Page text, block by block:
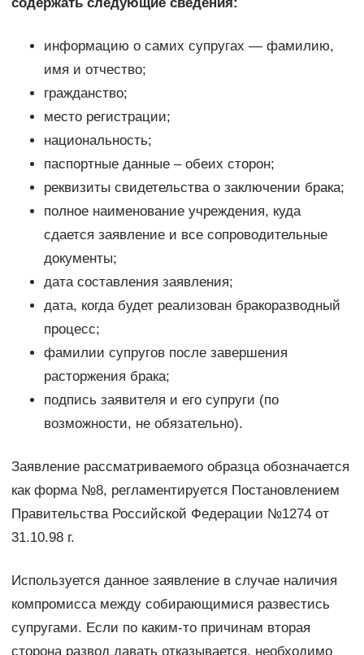
содержать следующие сведения:
информацию о самих супругах — фамилию,
имя и отчество;
гражданство;
место регистрации;
национальность;
паспортные данные – обеих сторон;
реквизиты свидетельства о заключении брака;
полное наименование учреждения, куда
сдается заявление и все сопроводительные
документы;
дата составления заявления;
дата, когда будет реализован бракоразводный
процесс;
фамилии супругов после завершения
расторжения брака;
подпись заявителя и его супруги (по
возможности, не обязательно).
Заявление рассматриваемого образца обозначается
как форма №8, регламентируется Постановлением
Правительства Российской Федерации №1274 от
31.10.98 г.
Используется данное заявление в случае наличия
компромисса между собирающимися развестись
супругами. Если по каким-то причинам вторая
сторона развод давать отказывается, необходимо